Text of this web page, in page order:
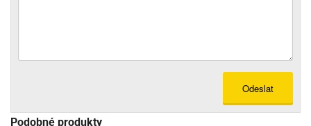
Odeslat
Podobné produkty